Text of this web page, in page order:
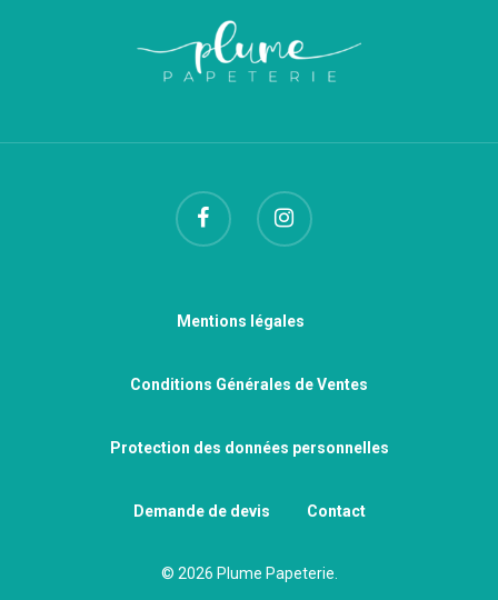
Mentions légales
Conditions Générales de Ventes
Protection des données personnelles
Demande de devis Contact
© 2026 Plume Papeterie.